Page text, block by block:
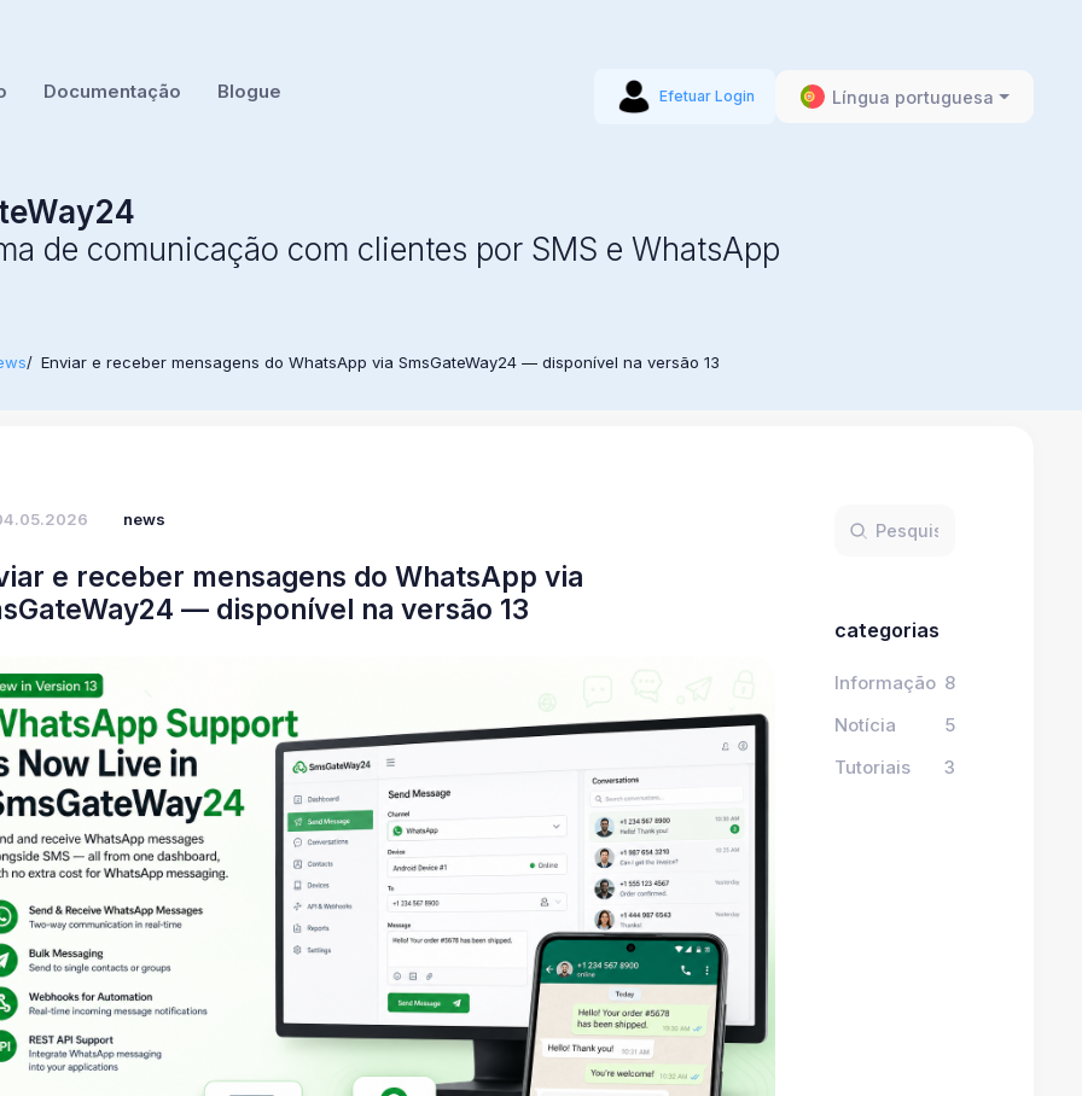
Documentação Blogue Efetuar Login Língua portuguesa
de comunicação com clientes por SMS e WhatsApp
Enviar e receber mensagens do WhatsApp via SmsGateWay24 — disponível na versão 13
news
e receber mensagens do WhatsApp via
— disponível na versão 13
categorias
Informação 8
Notícia
5
Tutoriais
3